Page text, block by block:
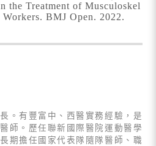
the Treatment of Musculoskel
BMJ Open. 2022.
。有豐富中、西醫實務經驗，是
師。歷任聯新國際醫院運動醫學
期擔任國家代表隊隨隊醫師、職